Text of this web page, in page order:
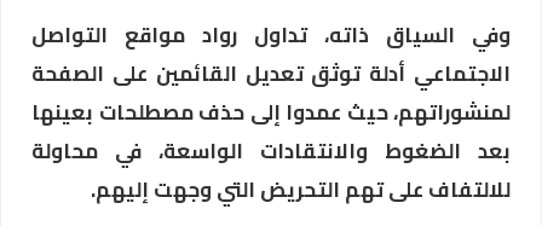
وفي السياق ذاته، تداول رواد مواقع التواصل
الاجتماعي أدلة توثق تعديل القائمين على الصفحة
لمنشوراتهم، حيث عمدوا إلى حذف مصطلحات بعينها
بعد الضغوط والانتقادات الواسعة، في محاولة
للالتفاف على تهم التحريض التي وجهت إليهم.